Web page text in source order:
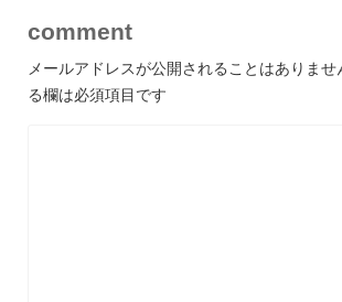
comment
メールアドレスが公開されることはありませ
る欄は必須項目です